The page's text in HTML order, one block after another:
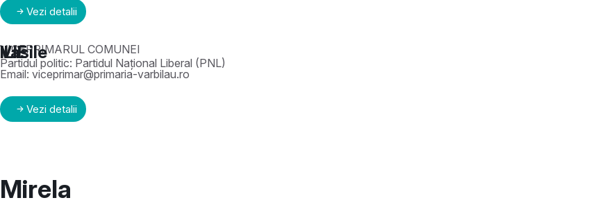
Vezi detalii
ILIE
Vasile
VICEPRIMARUL COMUNEI
Partidul politic: Partidul Național Liberal (PNL)
Email: viceprimar@primaria-varbilau.ro
Vezi detalii
Mirela